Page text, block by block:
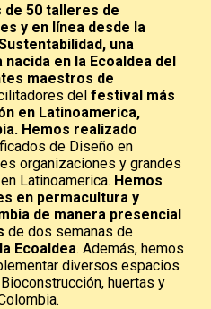
de 50 talleres de
y en línea desde la
una
en la Ecoaldea del
maestros de
del festival más
en Latinoamerica,
Hemos realizado
de Diseño en
organizaciones y grandes
Latinoamerica. Hemos
en permacultura y
de manera presencial
de dos semanas de
Ecoaldea. Además, hemos
diversos espacios
huertas y